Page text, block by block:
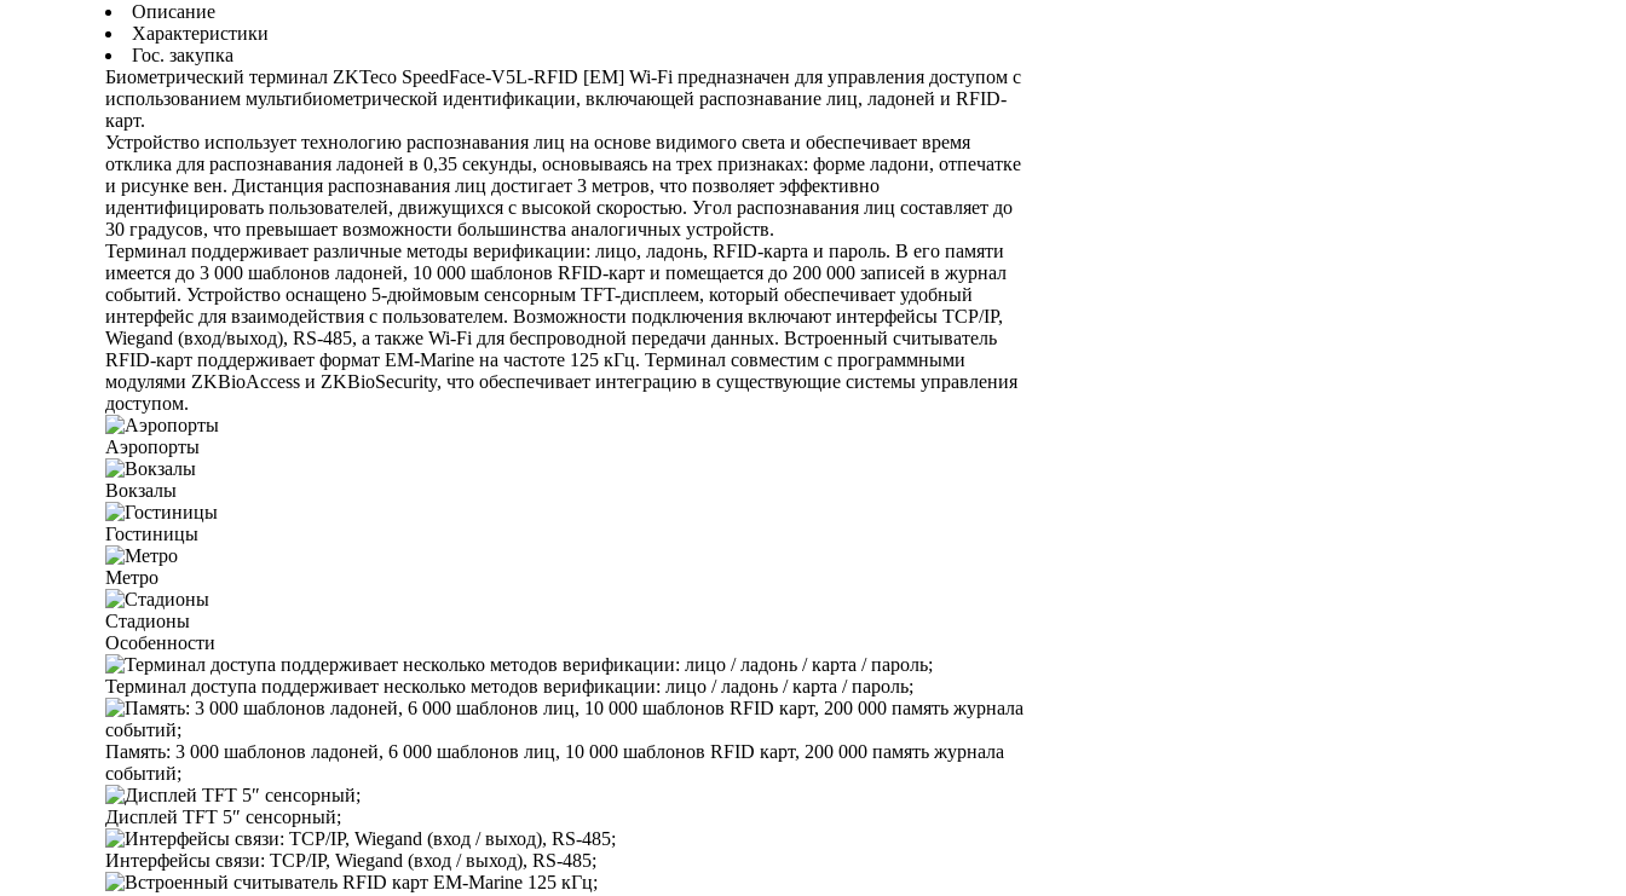
Описание
Характеристики
Гос. закупка
Биометрический терминал ZKTeco SpeedFace-V5L-RFID [EM] Wi-Fi предназначен для управления доступом с
использованием мультибиометрической идентификации, включающей распознавание лиц, ладоней и RFID-
карт.
Устройство использует технологию распознавания лиц на основе видимого света и обеспечивает время
отклика для распознавания ладоней в 0,35 секунды, основываясь на трех признаках: форме ладони, отпечатке
и рисунке вен. Дистанция распознавания лиц достигает 3 метров, что позволяет эффективно
идентифицировать пользователей, движущихся с высокой скоростью. Угол распознавания лиц составляет до
30 градусов, что превышает возможности большинства аналогичных устройств.
Терминал поддерживает различные методы верификации: лицо, ладонь, RFID-карта и пароль. В его памяти
имеется до 3 000 шаблонов ладоней, 10 000 шаблонов RFID-карт и помещается до 200 000 записей в журнал
событий. Устройство оснащено 5-дюймовым сенсорным TFT-дисплеем, который обеспечивает удобный
интерфейс для взаимодействия с пользователем. Возможности подключения включают интерфейсы TCP/IP,
Wiegand (вход/выход), RS-485, а также Wi-Fi для беспроводной передачи данных. Встроенный считыватель
RFID-карт поддерживает формат EM-Marine на частоте 125 кГц. Терминал совместим с программными
модулями ZKBioAccess и ZKBioSecurity, что обеспечивает интеграцию в существующие системы управления
доступом.
Аэропорты
Вокзалы
Гостиницы
Метро
Стадионы
Особенности
Терминал доступа поддерживает несколько методов верификации: лицо / ладонь / карта / пароль;
Память: 3 000 шаблонов ладоней, 6 000 шаблонов лиц, 10 000 шаблонов RFID карт, 200 000 память журнала
событий;
Дисплей TFT 5″ сенсорный;
Интерфейсы связи: TCP/IP, Wiegand (вход / выход), RS-485;